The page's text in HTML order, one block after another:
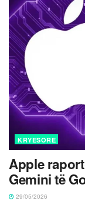
KRYESORE
Apple
Gemini të
29/05/2026